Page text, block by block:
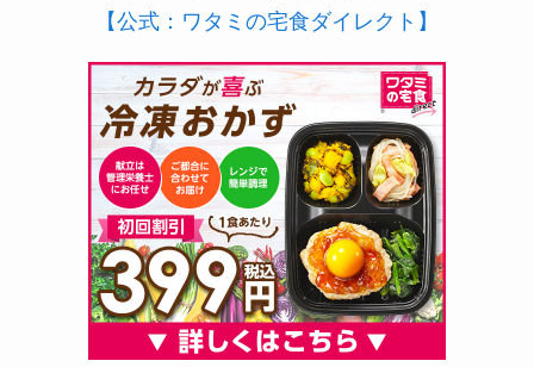
【公式：ワタミの宅食ダイレクト】